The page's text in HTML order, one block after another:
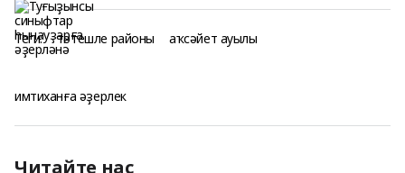
Теги: тәтешле районы аҡсәйет ауылы
имтиханға әҙерлек
Читайте нас